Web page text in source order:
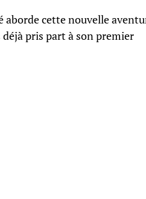
aborde cette nouvelle
déjà pris part à son premier